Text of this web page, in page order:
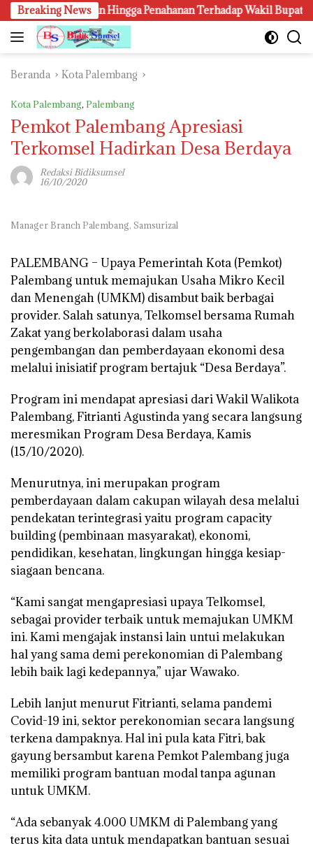
Langsung
ke
konten
Breaking News
Penangkapan Hingga Penahanan Terhadap Wakil Bupati Pali
Beranda Kota Palembang
Kota Palembang, Palembang
Pemkot Palembang Apresiasi
Terkomsel Hadirkan Desa Berdaya
Redaksi Bidiksumsel
16/10/2020
Manager Branch Palembang, Samsurizal
PALEMBANG – Upaya Pemerintah Kota (Pemkot)
Palembang untuk memajukan Usaha Mikro Kecil
dan Menengah (UMKM) disambut baik berbagai
provider. Salah satunya, Telkomsel bersama Rumah
Zakat yang berkolaborasi dalam usaha
pengembangan dan pemberdayaan ekonomi desa
melalui inisiatif program bertajuk “Desa Berdaya”.
Program ini mendapat apresiasi dari Wakil Walikota
Palembang, Fitrianti Agustinda yang secara langsung
meresmikan Program Desa Berdaya, Kamis
(15/10/2020).
Menurutnya, ini merupakan program
pemberdayaan dalam cakupan wilayah desa melalui
pendekatan terintegrasi yaitu program capacity
building (pembinaan masyarakat), ekonomi,
pendidikan, kesehatan, lingkungan hingga kesiap-
siagaan bencana.
“Kami sangat mengapresiasi upaya Telkomsel,
sebagai provider terbaik untuk memajukan UMKM
ini. Kami mengajak instansi lain untui melakukan
hal yang sama demi perekonomian di Palembang
lebih baik lagi kedepannya,” ujar Wawako.
Lebih lanjut menurut Fitrianti, selama pandemi
Covid-19 ini, sektor perekonomian secara langsung
terkena dampaknya. Hal ini pula kata Fitri, bak
gayung bersambut karena Pemkot Palembang juga
memiliki program bantuan modal tanpa agunan
untuk UMKM.
“Ada sebanyak 4.000 UMKM di Palembang yang
terus kita data untuk mendapatkan bantuan sesuai